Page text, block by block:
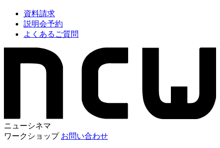
資料請求
説明会予約
よくあるご質問
ニューシネマ
ワークショップ お問い合わせ